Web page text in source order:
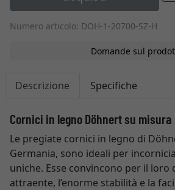
Numero articolo: DOH-1-20700-SZ-H
Domande sul
Descrizione Specifiche
Cornici in legno Döhnert su misura
Le pregiate cornici in legno di
Germania, sono ideali per
uniche. Esse convincono per il loro
attraente, l’enorme stabilità e la